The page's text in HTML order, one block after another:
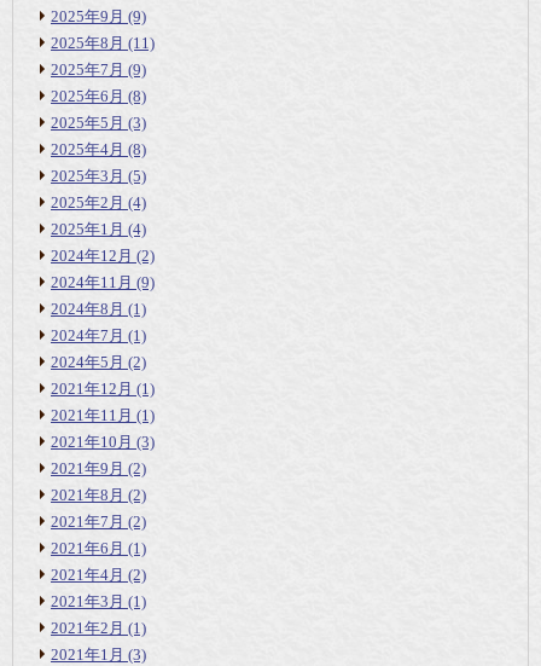
2025年9月 (9)
2025年8月 (11)
2025年7月 (9)
2025年6月 (8)
2025年5月 (3)
2025年4月 (8)
2025年3月 (5)
2025年2月 (4)
2025年1月 (4)
2024年12月 (2)
2024年11月 (9)
2024年8月 (1)
2024年7月 (1)
2024年5月 (2)
2021年12月 (1)
2021年11月 (1)
2021年10月 (3)
2021年9月 (2)
2021年8月 (2)
2021年7月 (2)
2021年6月 (1)
2021年4月 (2)
2021年3月 (1)
2021年2月 (1)
2021年1月 (3)